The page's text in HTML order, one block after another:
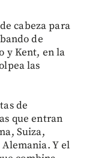
cabeza para
de
y Kent, en la
las
de
que entran
Suiza,
Alemania. Y el